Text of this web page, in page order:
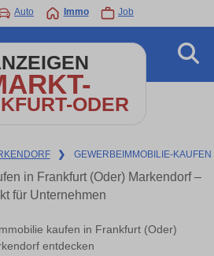
Auto Immo Job
ODER
❯ GEWERBEIMMOBILIE-KAUFEN
in Frankfurt (Oder) Markendorf –
für Unternehmen
kaufen in Frankfurt (Oder)
entdecken